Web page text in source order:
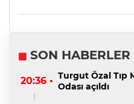
SON HABERLER
20:36 • Turgut Özal Tıp
Odası açıldı